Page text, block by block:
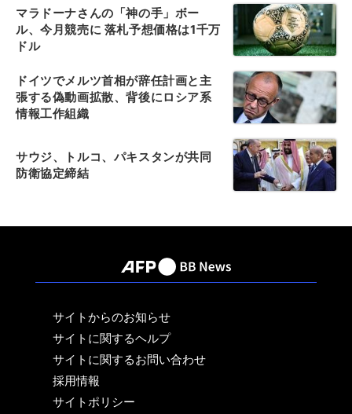
マラドーナさんの「神の手」ボー
ル、今月競売に 落札予想価格は1千万
ドル
ドイツでメルツ首相が辞任計画と主
張する偽動画拡散、背後にロシア系
情報工作組織
サウジ、トルコ、パキスタンが共同
防衛協定締結
サイトからのお知らせ
サイトに関するヘルプ
サイトに関するお問い合わせ
採用情報
サイトポリシー